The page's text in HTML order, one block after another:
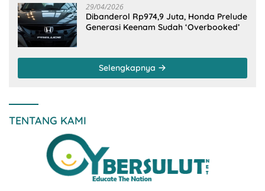
29/04/2026
Dibanderol Rp974,9 Juta, Honda Prelude
Generasi Keenam Sudah ‘Overbooked’
Selengkapnya
TENTANG KAMI